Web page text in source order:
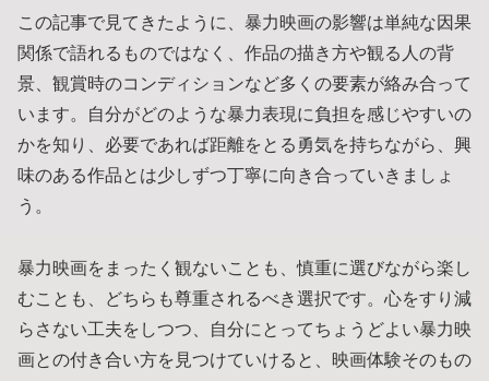
この記事で見てきたように、暴力映画の影響は単純な因果
関係で語れるものではなく、作品の描き方や観る人の背
景、観賞時のコンディションなど多くの要素が絡み合って
います。自分がどのような暴力表現に負担を感じやすいの
かを知り、必要であれば距離をとる勇気を持ちながら、興
味のある作品とは少しずつ丁寧に向き合っていきましょ
う。
暴力映画をまったく観ないことも、慎重に選びながら楽し
むことも、どちらも尊重されるべき選択です。心をすり減
らさない工夫をしつつ、自分にとってちょうどよい暴力映
画との付き合い方を見つけていけると、映画体験そのもの